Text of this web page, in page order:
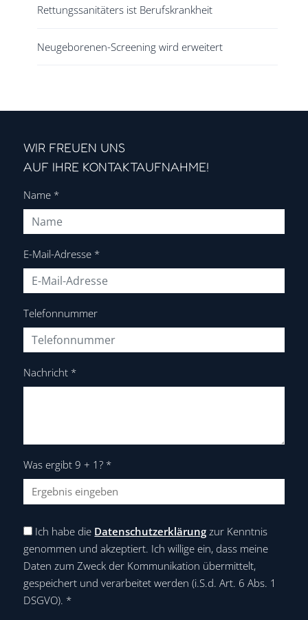
Rettungssanitäters ist Berufskrankheit
Neugeborenen-Screening wird erweitert
WIR FREUEN UNS
AUF IHRE KONTAKTAUFNAHME!
Name *
E-Mail-Adresse *
Telefonnummer
Nachricht *
Was ergibt 9 + 1? *
Ich habe die Datenschutzerklärung zur Kenntnis
genommen und akzeptiert. Ich willige ein, dass meine
Daten zum Zweck der Kommunikation übermittelt,
gespeichert und verarbeitet werden (i.S.d. Art. 6 Abs. 1
DSGVO). *